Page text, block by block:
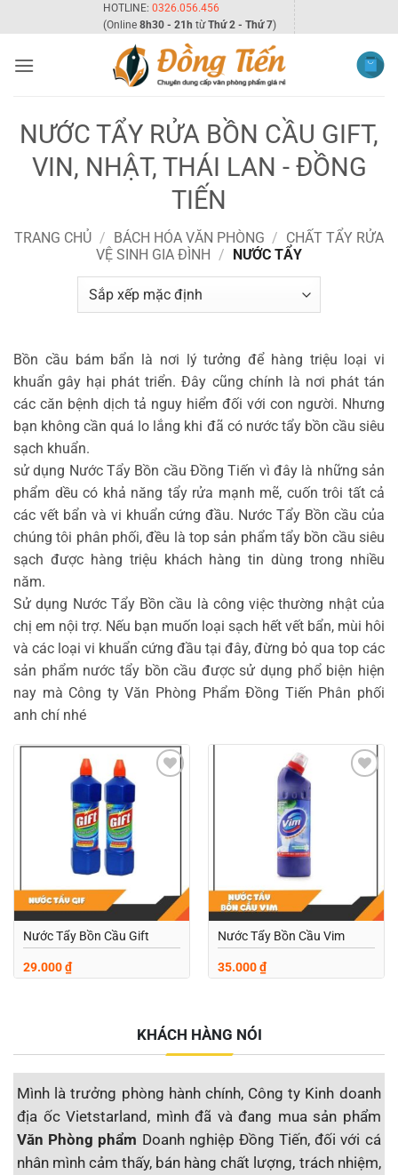
qua
dung
HOTLINE: 0326.056.456
(Online 8h30 - 21h từThứ 2 - Thứ 7)
NƯỚC TẨY RỬA BỒN CẦU GIFT,
VIN, NHẬT, THÁI LAN - ĐỒNG
TIẾN
TRANG CHỦ / BÁCH HÓA VĂN PHÒNG / CHẤT TẨY RỬA
VỆ SINH GIA ĐÌNH
/ NƯỚC TẨY
Bồn cầu bám bẩn là nơi lý tưởng để hàng triệu loại vi
khuẩn gây hại phát triển. Đây cũng chính là nơi phát tán
các căn bệnh dịch tả nguy hiểm đối với con người. Nhưng
bạn không cần quá lo lắng khi đã có nước tẩy bồn cầu siêu
sạch khuẩn.
sử dụng Nước Tẩy Bồn cầu Đồng Tiến vì đây là những sản
phẩm dều có khả năng tẩy rửa mạnh mẽ, cuốn trôi tất cả
các vết bẩn và vi khuẩn cứng đầu. Nước Tẩy Bồn cầu của
chúng tôi phân phối, đều là top sản phẩm tẩy bồn cầu siêu
sạch được hàng triệu khách hàng tin dùng trong nhiều
năm.
Sử dụng Nước Tẩy Bồn cầu là công việc thường nhật của
chị em nội trợ. Nếu bạn muốn loại sạch hết vết bẩn, mùi hôi
và các loại vi khuẩn cứng đầu tại đây, đừng bỏ qua top các
sản phẩm nước tẩy bồn cầu được sử dụng phổ biện hiện
nay mà Công ty Văn Phòng Phẩm Đồng Tiến Phân phối
anh chí nhé
Nước Tẩy Bồn Cầu Gift
29.000₫
Nước Tẩy Bồn Cầu Vim
35.000₫
KHÁCH HÀNG NÓI
Mình là trưởng phòng hành chính, Công ty Kinh doanh
địa ốc Vietstarland, mình đã và đang mua sản phẩm
Văn Phòng phẩm Doanh nghiệp Đồng Tiến, đối với cá
nhân mình cảm thấy, bán hàng chất lượng, trách nhiệm,